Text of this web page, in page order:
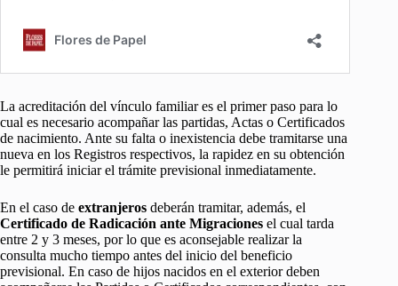
La acreditación del vínculo familiar es el primer paso para lo
cual es necesario acompañar las partidas, Actas o Certificados
de nacimiento. Ante su falta o inexistencia debe tramitarse una
nueva en los Registros respectivos, la rapidez en su obtención
le permitirá iniciar el trámite previsional inmediatamente.
En el caso de extranjeros deberán tramitar, además, el
Certificado de Radicación ante Migraciones el cual tarda
entre 2 y 3 meses, por lo que es aconsejable realizar la
consulta mucho tiempo antes del inicio del beneficio
previsional. En caso de hijos nacidos en el exterior deben